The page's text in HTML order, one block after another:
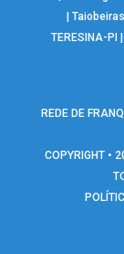
TERESINA-PI
REDE DE
COPYRIGHT •